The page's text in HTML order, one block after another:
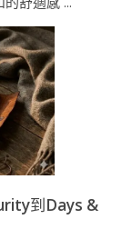
到Days &